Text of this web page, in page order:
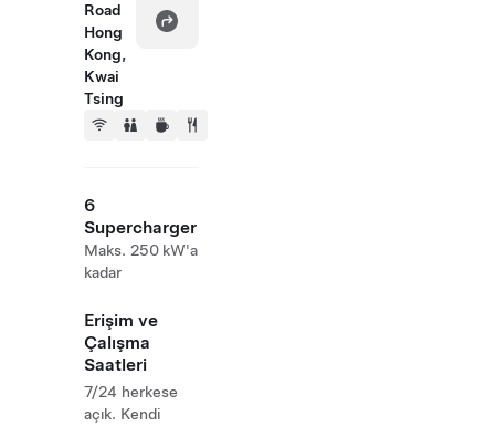
Road
Hong
Kong,
Kwai
Tsing
6
Supercharger
Maks. 250 kW'a
kadar
Erişim ve
Çalışma
Saatleri
7/24 herkese
açık. Kendi